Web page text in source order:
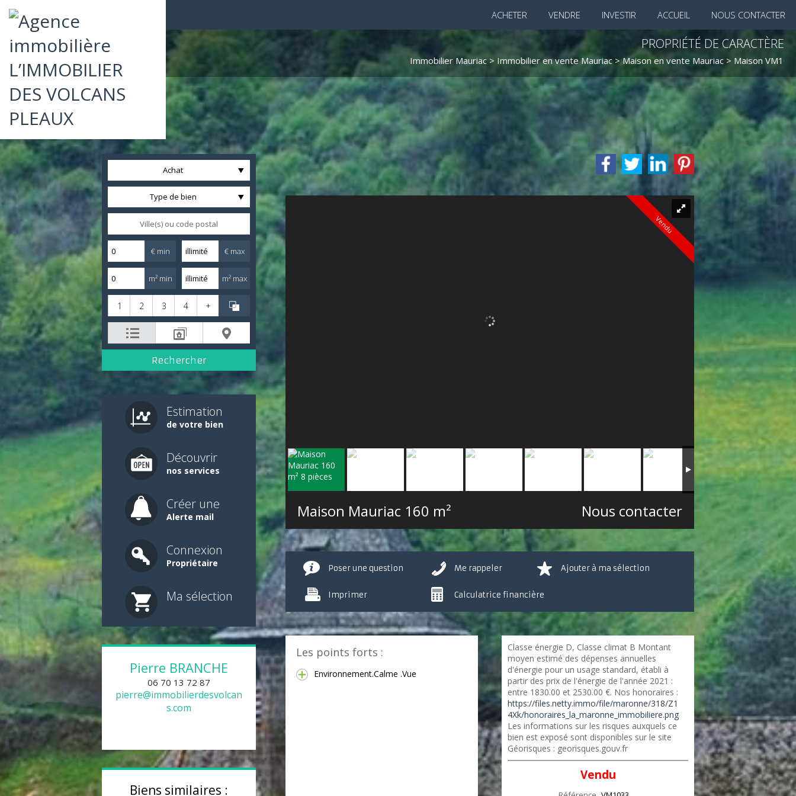
ACHETER VENDRE INVESTIR ACCUEIL NOUS CONTACTER
PROPRIÉTÉ DE CARACTÈRE
Immobilier Mauriac > Immobilier en vente Mauriac >Maison en vente Mauriac > Maison
Achat
Type de bien
€ min € max
m² min m² max
1 2 3 4 +
Estimation
de votre bien
Découvrir
nos services
Créer une
Alerte mail
Connexion
Propriétaire
Ma sélection
Pierre BRANCHE
06 70 13 72 87
pierre@immobilierdesvolcan
s.com
Biens similaires :
Vendu
Maison Mauriac 160 m² Nous contacter
Poser une question Me rappeler Ajouter à ma sélection
Imprimer Calculatrice financière
Les points forts :
Environnement.Calme .Vue
Classe énergie D, Classe climat B Montant
moyen estimé des dépenses annuelles
d'énergie pour un usage standard, établi à
partir des prix de l'énergie de l'année 2021 :
entre 1830.00 et 2530.00 €. Nos honoraires :
https://files.netty.immo/file/maronne/318/Z1
4Xk/honoraires_la_maronne_immobiliere.png
Les informations sur les risques auxquels ce
bien est exposé sont disponibles sur le site
Géorisques : georisques.gouv.fr
Vendu